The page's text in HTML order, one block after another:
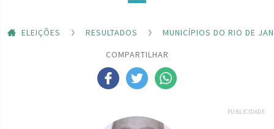
ELEIÇÕES RESULTADOS
MUNICÍPIOS DO RIO DE
COMPARTILHAR
PUBLICIDADE